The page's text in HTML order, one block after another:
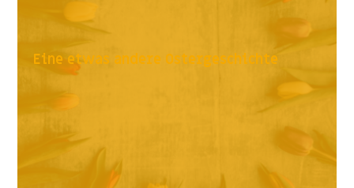
Eine etwas andere Ostergeschichte